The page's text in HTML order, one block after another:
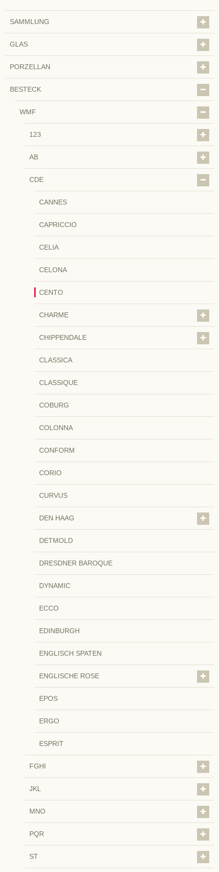
SAMMLUNG
GLAS
PORZELLAN
BESTECK
WMF
123
AB
CDE
CANNES
CAPRICCIO
CELIA
CELONA
CENTO
CHARME
CHIPPENDALE
CLASSICA
CLASSIQUE
COBURG
COLONNA
CONFORM
CORIO
CURVUS
DEN HAAG
DETMOLD
DRESDNER BAROQUE
DYNAMIC
ECCO
EDINBURGH
ENGLISCH SPATEN
ENGLISCHE ROSE
EPOS
ERGO
ESPRIT
FGHI
JKL
MNO
PQR
ST